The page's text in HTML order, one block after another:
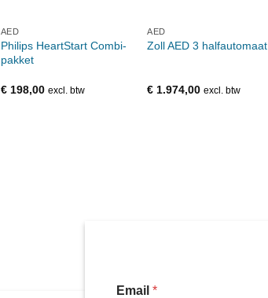
AED
Philips HeartStart Combi-
pakket
€198,00 excl. btw
AED
Zoll AED 3 halfautomaat
€ 1.974,00 excl. btw
Email *